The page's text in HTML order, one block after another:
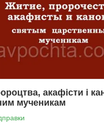
акафісти і
мученикам